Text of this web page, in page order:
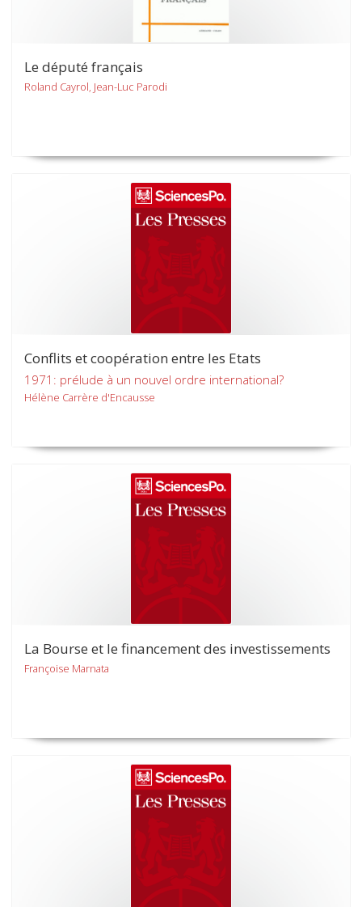
Le député français
Roland Cayrol, Jean-Luc Parodi
Conflits et coopération entre les Etats
1971: prélude à un nouvel ordre international?
Hélène Carrère d'Encausse
La Bourse et le financement des investissements
Françoise Marnata